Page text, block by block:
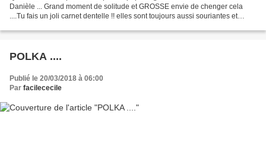
Danièle ... Grand moment de solitude et GROSSE envie de chenger cela
....Tu fais un joli carnet dentelle !! elles sont toujours aussi souriantes et
POLKA ....
Publié le 20/03/2018 à 06:00
Par facilececile